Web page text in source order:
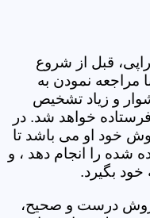
قبل از شروع
مراجعه نمودن به
و زیاد تشخیص
خواهد شد. در
خود او می باشد تا
شده را انجام دهد ، و
بگیرد.
روش درست و صحیح،